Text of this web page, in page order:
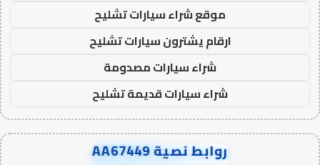
موقع شراء سيارات تشليح
ارقام يشترون سيارات تشليح
شراء سيارات مصدومة
شراء سيارات قديمة تشليح
روابط نصية AA67449